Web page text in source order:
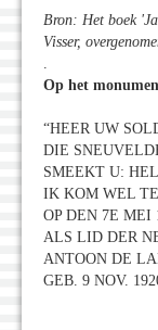
Bron: Het boek
Visser,
Op het
“HEER UW
DIE
SMEEKT U:
IK KOM WEL
OP DEN 7E MEI
ALS LID DER
ANTOON DE
GEB. 9 NOV.